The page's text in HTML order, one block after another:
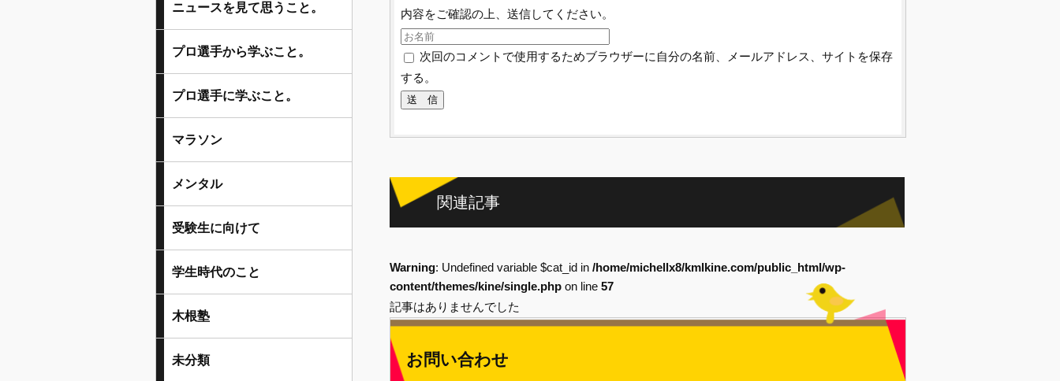
内容をご確認の上、送信してください。
次回のコメントで使用するためブラウザーに自分の名前、メールアドレス、サイトを保存
する。
関連記事
Warning: Undefined variable $cat_id in /home/michellx8/kmlkine.com/public_html/wp-
content/themes/kine/single.php on line 57
記事はありませんでした
お問い合わせ
ニュースを見て思うこと。
プロ選手から学ぶこと。
プロ選手に学ぶこと。
マラソン
メンタル
受験生に向けて
学生時代のこと
木根塾
未分類